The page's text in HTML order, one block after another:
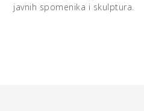
Hraste je 1980-ih
javnih spomenika i skulptura.